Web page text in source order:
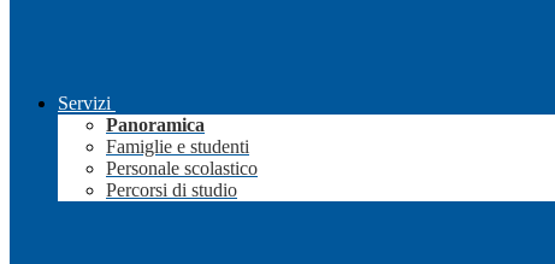
Servizi
Panoramica
Famiglie e studenti
Personale scolastico
Percorsi di studio